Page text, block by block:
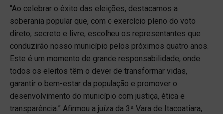
“Ao celebrar o êxito das eleições, destacamos a
soberania popular que, com o exercício pleno do voto
direto, secreto e livre, escolheu os representantes que
conduzirão nosso município pelos próximos quatro anos.
Este é um momento de grande responsabilidade, onde
todos os eleitos têm o dever de transformar vidas,
garantir o bem-estar da população e promover o
desenvolvimento do município com justiça, ética e
transparência.” Afirmou a juíza da 3ª Vara de Itacoatiara,